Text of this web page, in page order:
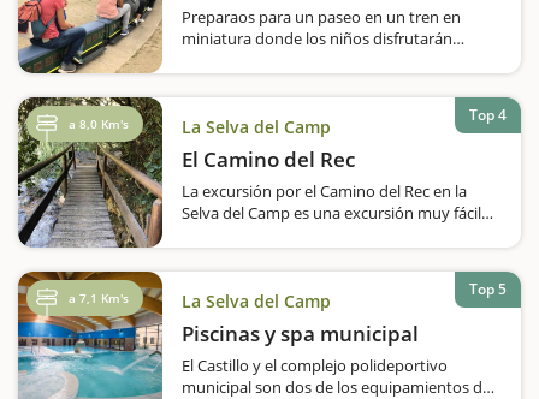
Preparaos para un paseo en un tren en
miniatura donde los niños disfrutarán
trayecto es de 500 metros y pasa incluso por
dentro de un túnel. A…
a 8,0 Km's La Selva del Camp
El Camino del Rec
La excursión por el Camino del Rec en la
Selva del Camp es una excursión muy fácil
hacer con mochila. CComienza la
aventuraDurante…
Top 4
a 7,1 Km's La Selva del Camp
Piscinas y spa municipal
El Castillo y el complejo polideportivo
municipal son dos de los equipamientos de
Top 5